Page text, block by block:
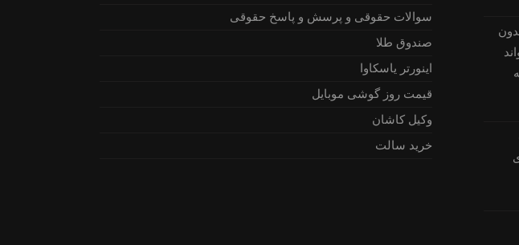
سوالات حقوقی و پرسش و پاسخ حقوقی
صندوق طلا
اینورتر یاسکاوا
قیمت روز گوشی موبایل
وکیل کاشان
خرید سالت